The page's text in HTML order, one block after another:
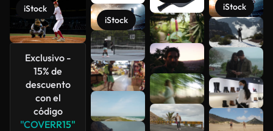
iStock
Exclusivo -
15% de
descuento
con el
código
"COVERR15"
iStock
iStock
Ver más